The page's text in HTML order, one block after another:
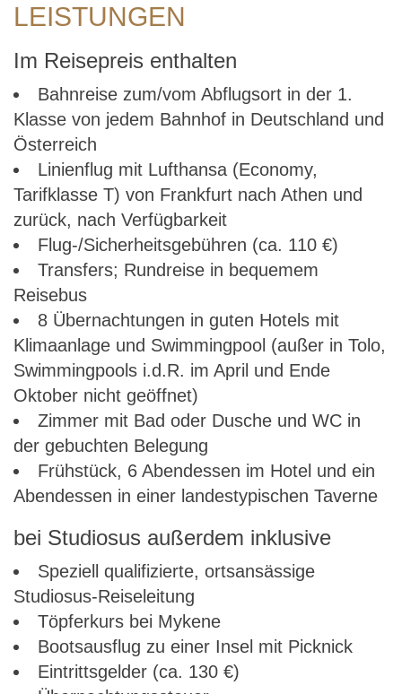
LEISTUNGEN
Im Reisepreis enthalten
Bahnreise zum/vom Abflugsort in der 1.
Klasse von jedem Bahnhof in Deutschland und
Österreich
Linienflug mit Lufthansa (Economy,
Tarifklasse T) von Frankfurt nach Athen und
zurück, nach Verfügbarkeit
Flug-/Sicherheitsgebühren (ca. 110 €)
Transfers; Rundreise in bequemem
Reisebus
8 Übernachtungen in guten Hotels mit
Klimaanlage und Swimmingpool (außer in Tolo,
Swimmingpools i.d.R. im April und Ende
Oktober nicht geöffnet)
Zimmer mit Bad oder Dusche und WC in
der gebuchten Belegung
Frühstück, 6 Abendessen im Hotel und ein
Abendessen in einer landestypischen Taverne
bei Studiosus außerdem inklusive
Speziell qualifizierte, ortsansässige
Studiosus-Reiseleitung
Töpferkurs bei Mykene
Bootsausflug zu einer Insel mit Picknick
Eintrittsgelder (ca. 130 €)